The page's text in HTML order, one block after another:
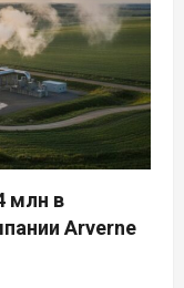
млн в
Arverne